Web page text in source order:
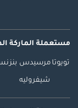
مستعملة الماركة
تويوتا مرسيدس بنز
شيفروليه